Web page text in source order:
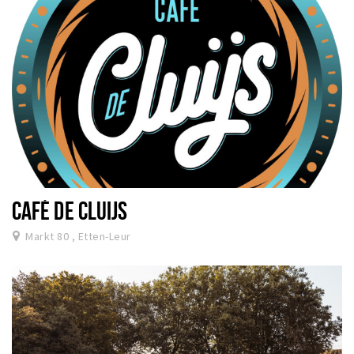
CAFÉ DE CLUIJS
Markt 80 , Etten-Leur